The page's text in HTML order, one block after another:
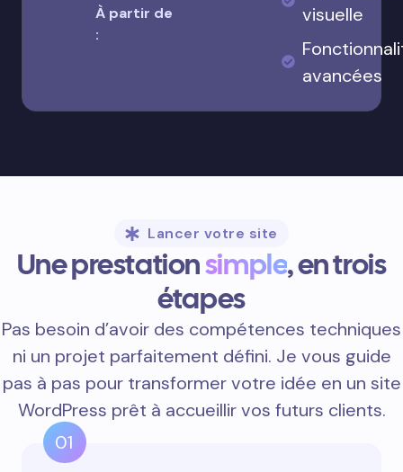
À partir de
:
visuelle
avancées
Lancer votre site
Une prestationsimple, en trois
étapes
Pas besoin d’avoir des compétences techniques
ni un projet parfaitement défini. Je vous guide
pas à pas pour transformer votre idée en un site
WordPress prêt à accueillir vos futurs clients.
01